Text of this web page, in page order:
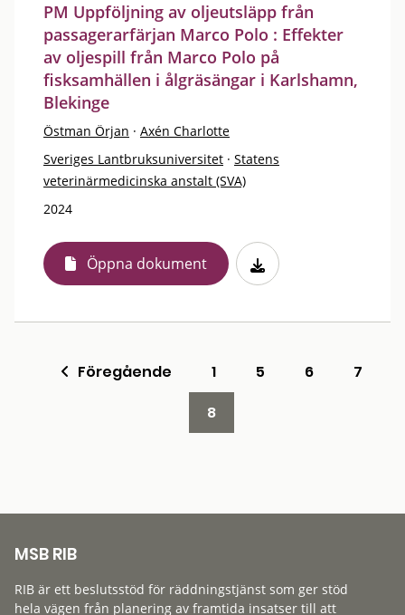
PM Uppföljning av oljeutsläpp från
passagerarfärjan Marco Polo : Effekter
av oljespill från Marco Polo på
fisksamhällen i ålgräsängar i Karlshamn,
Blekinge
Östman Örjan · Axén Charlotte
Sveriges Lantbruksuniversitet · Statens
veterinärmedicinska anstalt (SVA)
2024
Öppna dokument
Föregående 1 5 6
7
8
MSB RIB
RIB är ett beslutsstöd för räddningstjänst som ger stöd
hela vägen från planering av framtida insatser till att